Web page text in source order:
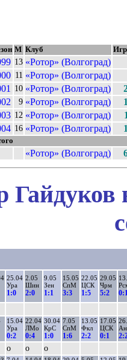
М Клуб
13 «Ротор» (Волгоград)
11 «Ротор» (Волгоград)
10 «Ротор» (Волгоград)
9 «Ротор» (Волгоград)
12 «Ротор» (Волгоград)
16 «Ротор» (Волгоград)
«Ротор» (Волгоград)
Гайдуков
25.04
Ура
1:0
2.05
Шин
2:0
9.05
Зен
1:1
15.05
СпМ
3:3
22.05
ЦСК
1:5
29.05
Чрм
5:2
15.04
Ура
0:2
22.04
ЛМо
0:4
30.04
КрС
1:0
7.05
СпМ
1:6
13.05
Фкл
2:2
17.05
ЦСК
0:1
о о о